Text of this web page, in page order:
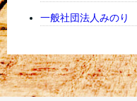
一般社団法人みのり